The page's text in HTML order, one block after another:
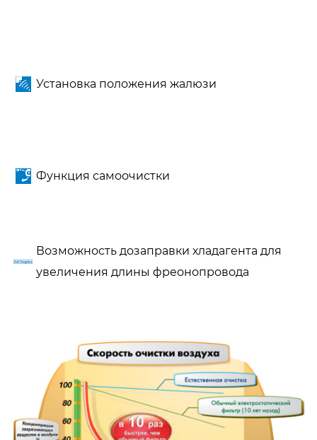
Установка положения жалюзи
Функция самоочистки
Возможность дозаправки хладагента для
увеличения длины фреонопровода